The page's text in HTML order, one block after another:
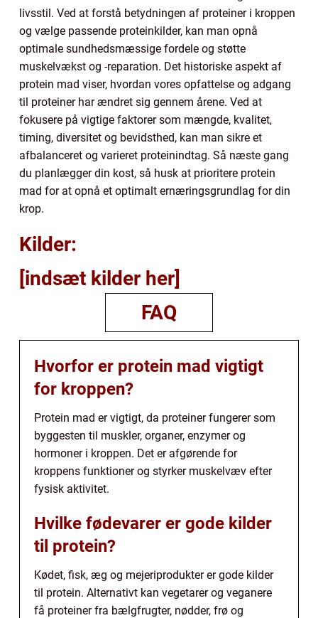
livsstil. Ved at forstå betydningen af proteiner i kroppen
og vælge passende proteinkilder, kan man opnå
optimale sundhedsmæssige fordele og støtte
muskelvækst og -reparation. Det historiske aspekt af
protein mad viser, hvordan vores opfattelse og adgang
til proteiner har ændret sig gennem årene. Ved at
fokusere på vigtige faktorer som mængde, kvalitet,
timing, diversitet og bevidsthed, kan man sikre et
afbalanceret og varieret proteinindtag. Så næste gang
du planlægger din kost, så husk at prioritere protein
mad for at opnå et optimalt ernæringsgrundlag for din
krop.
Kilder:
[indsæt kilder her]
FAQ
Hvorfor er protein mad vigtigt
for kroppen?
Protein mad er vigtigt, da proteiner fungerer som
byggesten til muskler, organer, enzymer og
hormoner i kroppen. Det er afgørende for
kroppens funktioner og styrker muskelvæv efter
fysisk aktivitet.
Hvilke fødevarer er gode kilder
til protein?
Kødet, fisk, æg og mejeriprodukter er gode kilder
til protein. Alternativt kan vegetarer og veganere
få proteiner fra bælgfrugter, nødder, frø og